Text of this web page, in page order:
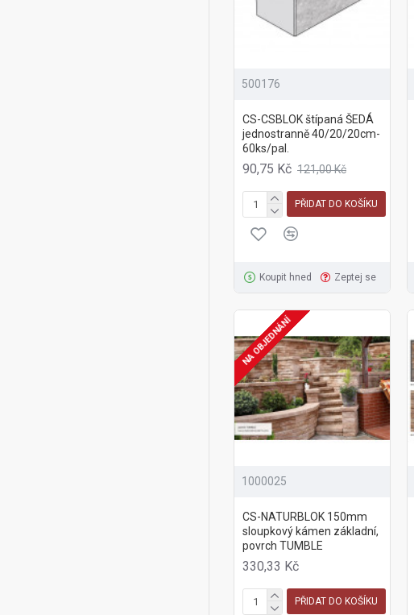
500176
CS-CSBLOK štípaná ŠEDÁ
jednostranně 40/20/20cm-
60ks/pal.
90,75 Kč 121,00 Kč
PŘIDAT DO KOŠÍKU
Koupit hned Zeptej se
NA OBJEDNÁNÍ
1000025
CS-NATURBLOK 150mm
sloupkový kámen základní,
povrch TUMBLE
330,33 Kč
PŘIDAT DO KOŠÍKU